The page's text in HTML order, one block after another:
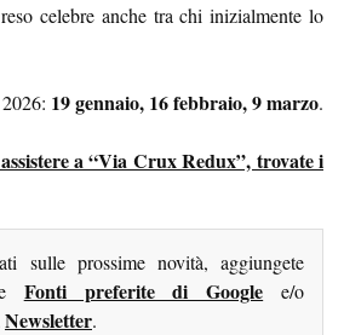
celebre anche tra chi inizialmente lo
19 gennaio, 16 febbraio, 9 marzo.
a “Via Crux Redux”, trovate i
sulle prossime novità, aggiungete
Fonti preferite di Google e/o
Newsletter.